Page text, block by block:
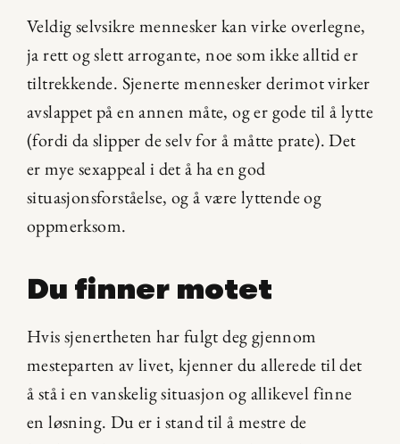
Veldig selvsikre mennesker kan virke overlegne,
ja rett og slett arrogante, noe som ikke alltid er
tiltrekkende. Sjenerte mennesker derimot virker
avslappet på en annen måte, og er gode til å lytte
(fordi da slipper de selv for å måtte prate). Det
er mye sexappeal i det å ha en god
situasjonsforståelse, og å være lyttende og
oppmerksom.
Du finner motet
Hvis sjenertheten har fulgt deg gjennom
mesteparten av livet, kjenner du allerede til det
å stå i en vanskelig situasjon og allikevel finne
en løsning. Du er i stand til å mestre de